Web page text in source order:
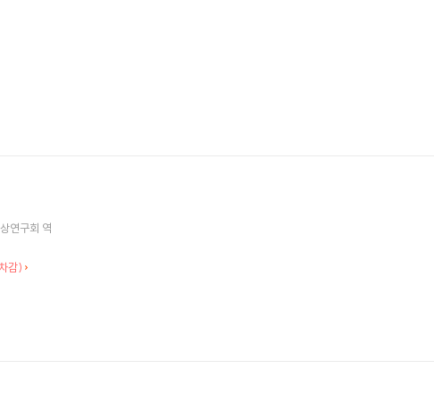
연구회 역
감)